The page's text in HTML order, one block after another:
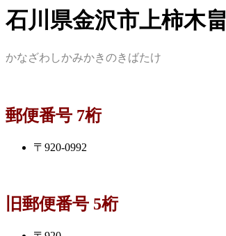
石川県金沢市上柿木畠
かなざわしかみかきのきばたけ
郵便番号 7桁
〒920-0992
旧郵便番号 5桁